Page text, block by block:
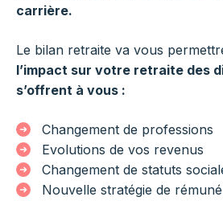
carrière.
Le bilan retraite va vous
l’impact sur votre retraite des
s’offrent à vous :
Changement de professions
Evolutions de vos revenus
Changement de statuts
Nouvelle stratégie de